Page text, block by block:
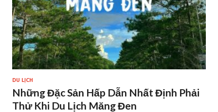
DU LỊCH
Những Đặc Sản Hấp Dẫn Nhất Định Phải
Thử Khi Du Lịch Măng Đen